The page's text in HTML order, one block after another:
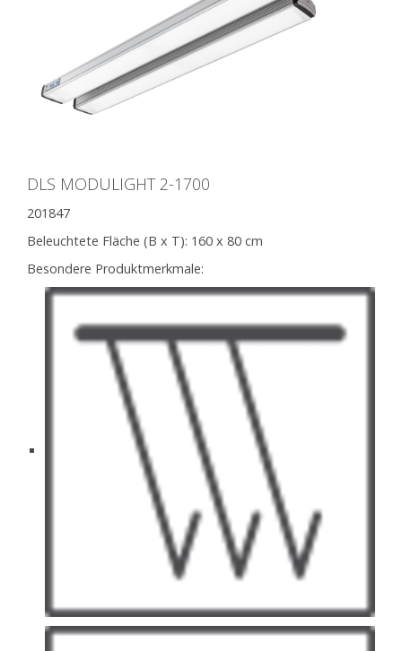
DLS MODULIGHT 2-1700
201847
Beleuchtete Fläche (B x T): 160 x 80 cm
Besondere Produktmerkmale: